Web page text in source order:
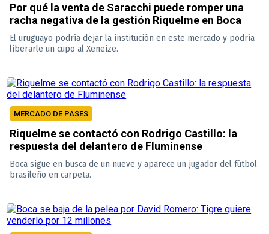
Por qué la venta de Saracchi puede romper una
racha negativa de la gestión Riquelme en Boca
El uruguayo podría dejar la institución en este mercado y podría
liberarle un cupo al Xeneize.
MERCADO DE PASES
Riquelme se contactó con Rodrigo Castillo: la
respuesta del delantero de Fluminense
Boca sigue en busca de un nueve y aparece un jugador del fútbol
brasileño en carpeta.